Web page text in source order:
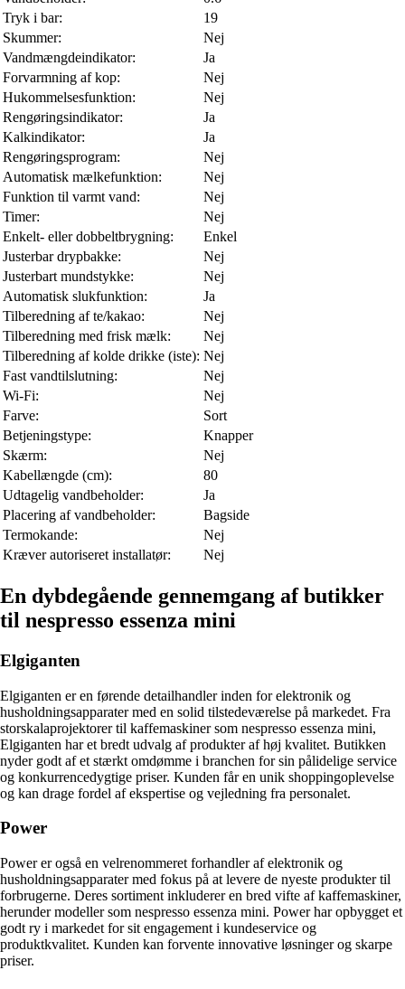
Tryk i bar:
19
Skummer:
Nej
Vandmængdeindikator:
Ja
Forvarmning af kop:
Nej
Hukommelsesfunktion:
Nej
Rengøringsindikator:
Ja
Kalkindikator:
Ja
Rengøringsprogram:
Nej
Automatisk mælkefunktion:
Nej
Funktion til varmt vand:
Nej
Timer:
Nej
Enkelt- eller dobbeltbrygning:
Enkel
Justerbar drypbakke:
Nej
Justerbart mundstykke:
Nej
Automatisk slukfunktion:
Ja
Tilberedning af te/kakao:
Nej
Tilberedning med frisk mælk:
Nej
Tilberedning af kolde drikke (iste): Nej
Fast vandtilslutning:
Nej
Wi-Fi:
Nej
Farve:
Sort
Betjeningstype:
Knapper
Skærm:
Nej
Kabellængde (cm):
80
Udtagelig vandbeholder:
Ja
Placering af vandbeholder:
Bagside
Termokande:
Nej
Kræver autoriseret installatør:
Nej
En dybdegående gennemgang af butikker
til nespresso essenza mini
Elgiganten
Elgiganten er en førende detailhandler inden for elektronik og
husholdningsapparater med en solid tilstedeværelse på markedet. Fra
storskalaprojektorer til kaffemaskiner som nespresso essenza mini,
Elgiganten har et bredt udvalg af produkter af høj kvalitet. Butikken
nyder godt af et stærkt omdømme i branchen for sin pålidelige service
og konkurrencedygtige priser. Kunden får en unik shoppingoplevelse
og kan drage fordel af ekspertise og vejledning fra personalet.
Power
Power er også en velrenommeret forhandler af elektronik og
husholdningsapparater med fokus på at levere de nyeste produkter til
forbrugerne. Deres sortiment inkluderer en bred vifte af kaffemaskiner,
herunder modeller som nespresso essenza mini. Power har opbygget et
godt ry i markedet for sit engagement i kundeservice og
produktkvalitet. Kunden kan forvente innovative løsninger og skarpe
priser.